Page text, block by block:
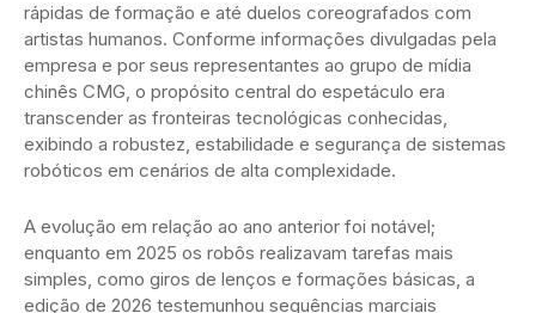
rápidas de formação e até duelos coreografados com
artistas humanos. Conforme informações divulgadas pela
empresa e por seus representantes ao grupo de mídia
chinês CMG, o propósito central do espetáculo era
transcender as fronteiras tecnológicas conhecidas,
exibindo a robustez, estabilidade e segurança de sistemas
robóticos em cenários de alta complexidade.
A evolução em relação ao ano anterior foi notável;
enquanto em 2025 os robôs realizavam tarefas mais
simples, como giros de lenços e formações básicas, a
edição de 2026 testemunhou sequências marciais